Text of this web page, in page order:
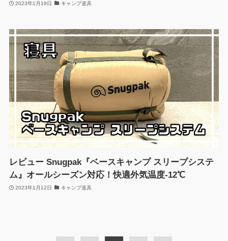
2023年1月19日 キャンプ道具
レビュー Snugpak『ベースキャンプ スリープシステ
ム』オールシーズン対応！快適外気温度-12℃
2023年1月12日 キャンプ道具